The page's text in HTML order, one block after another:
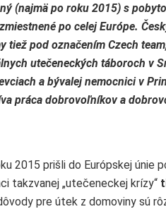
(najmä po roku 2015) s
po celej Európe.
tiež pod označením Czech
utečeneckých táboroch v
a bývalej nemocnici v
práca dobrovoľníkov a
2015 prišli do Európskej únie
takzvanej „utečeneckej krízy“
pre útek z domoviny sú